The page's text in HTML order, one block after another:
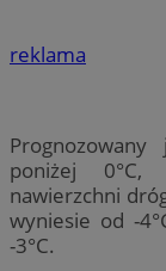
reklama
poniżej 0°C,
nawierzchni
wyniesie od -
-3°C.